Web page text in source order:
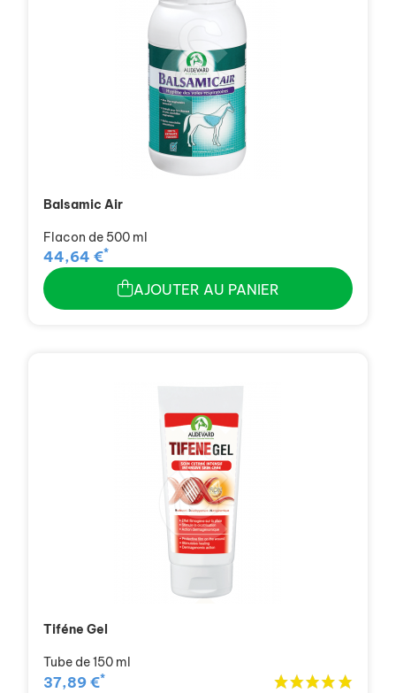
Balsamic Air
Flacon de 500 ml
44,64 €*
AJOUTER AU PANIER
Tiféne Gel
Tube de 150 ml
37,89 €*